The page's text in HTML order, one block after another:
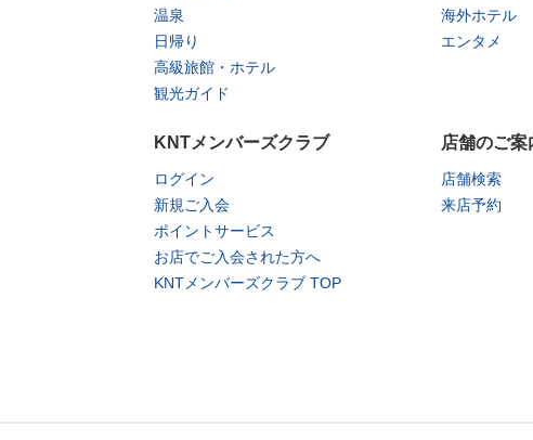
温泉
日帰り
高級旅館・ホテル
観光ガイド
海外ホテル
エンタメ
KNTメンバーズクラブ
ログイン
新規ご入会
ポイントサービス
お店でご入会された方へ
KNTメンバーズクラブ TOP
店舗のご案
店舗検索
来店予約